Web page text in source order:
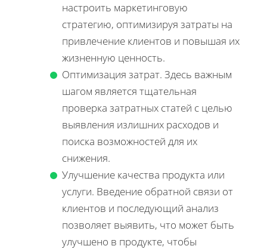
настроить маркетинговую
стратегию, оптимизируя затраты на
привлечение клиентов и повышая их
жизненную ценность.
Оптимизация затрат. Здесь важным
шагом является тщательная
проверка затратных статей с целью
выявления излишних расходов и
поиска возможностей для их
снижения.
Улучшение качества продукта или
услуги. Введение обратной связи от
клиентов и последующий анализ
позволяет выявить, что может быть
улучшено в продукте, чтобы